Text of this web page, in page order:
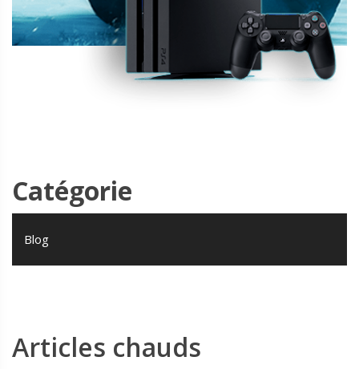
Catégorie
Blog
Articles chauds